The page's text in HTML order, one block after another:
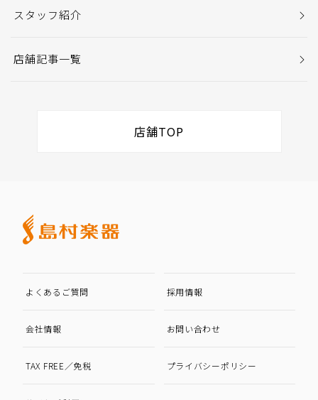
スタッフ紹介
店舗記事一覧
店舗TOP
よくあるご質問 採用情報
会社情報 お問い合わせ
TAX FREE／免税 プライバシーポリシー